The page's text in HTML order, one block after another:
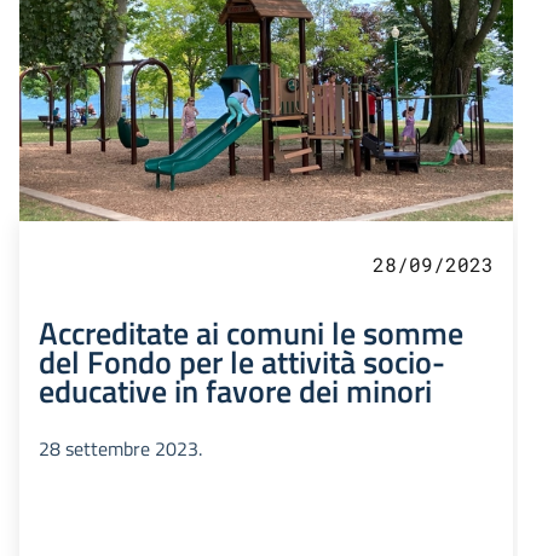
28/09/2023
Accreditate ai comuni le somme
del Fondo per le attività socio-
educative in favore dei minori
28 settembre 2023.